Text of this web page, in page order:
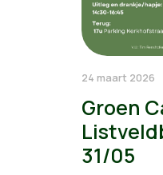
24 maart 2026
Groen
31/05